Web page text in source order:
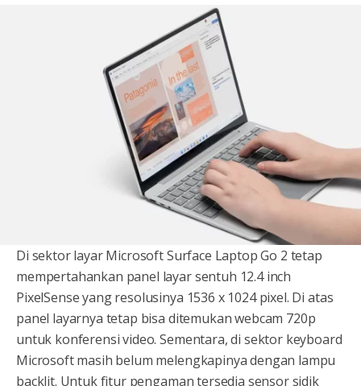
Di sektor layar Microsoft Surface Laptop Go 2 tetap
mempertahankan panel layar sentuh 12.4 inch
PixelSense yang resolusinya 1536 x 1024 pixel. Di atas
panel layarnya tetap bisa ditemukan webcam 720p
untuk konferensi video. Sementara, di sektor keyboard
Microsoft masih belum melengkapinya dengan lampu
backlit. Untuk fitur pengaman tersedia sensor sidik